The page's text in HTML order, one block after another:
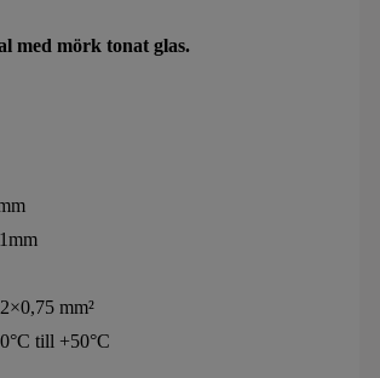
med mörk tonat glas.
mm²
till +50°C